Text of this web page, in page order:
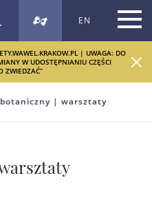
EN
| UWAGA: DO
W UDOSTĘPNIANIU CZĘŚCI
ZWIEDZAĆ”
| warsztaty